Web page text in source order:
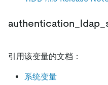
引用该变量的文档：
系统变量